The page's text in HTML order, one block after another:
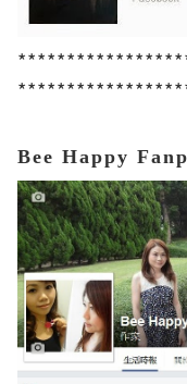
Bee Happy